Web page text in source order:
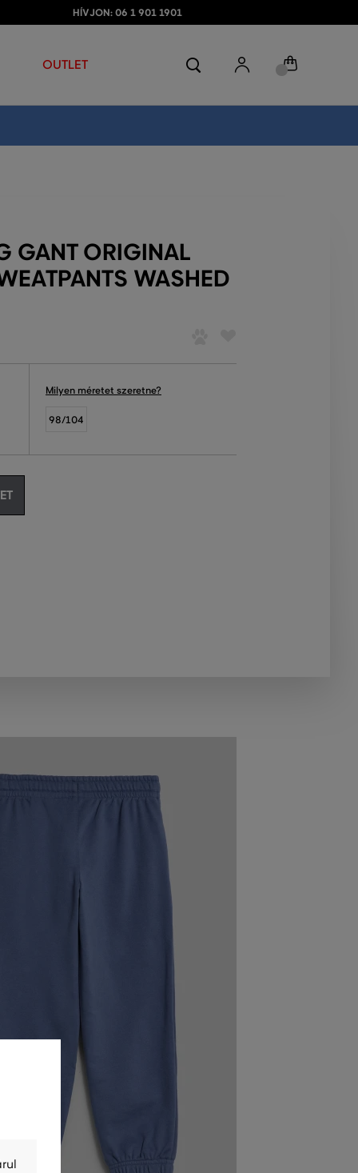
HÍVJON: 06 1 901 1901
OUTLET
GANT ORIGINAL
WASHED
Milyen méretet szeretne?
98/104